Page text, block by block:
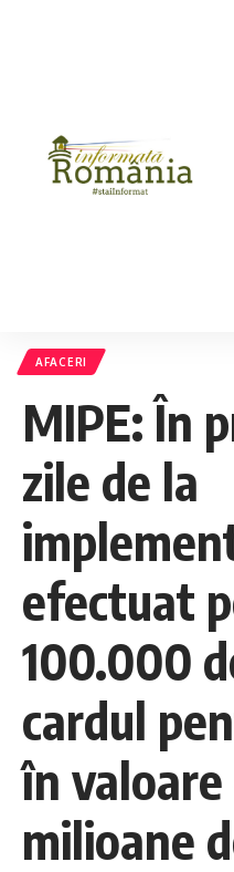
AFACERI
MIPE: În
zile de la
efectuat
100.000
cardul
în valoare
milioane